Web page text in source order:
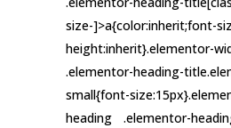
size-]>a{color:inherit;font-
height:inherit}.elementor-
.elementor-heading-
small{font-
heading .elementor-